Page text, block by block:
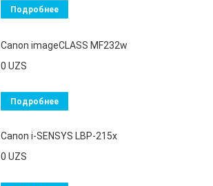
Подробнее
Canon imageCLASS MF232w
0 UZS
Подробнее
Canon i-SENSYS LBP-215x
0 UZS